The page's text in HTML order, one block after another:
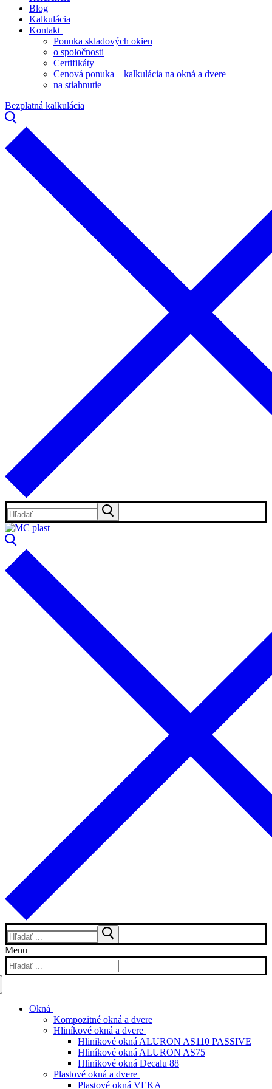
Blog
Kalkulácia
Kontakt
Ponuka skladových okien
o spoločnosti
Certifikáty
Cenová ponuka – kalkulácia na okná a dvere
na stiahnutie
Bezplatná kalkulácia
Hľadať:
Hľadať:
Menu
Hľadať:
Okná
Kompozitné okná a dvere
Hliníkové okná a dvere
Hlinikové okná ALURON AS110 PASSIVE
Hliníkové okná ALURON AS75
Hlinikové okná Decalu 88
Plastové okná a dvere
Plastové okná VEKA